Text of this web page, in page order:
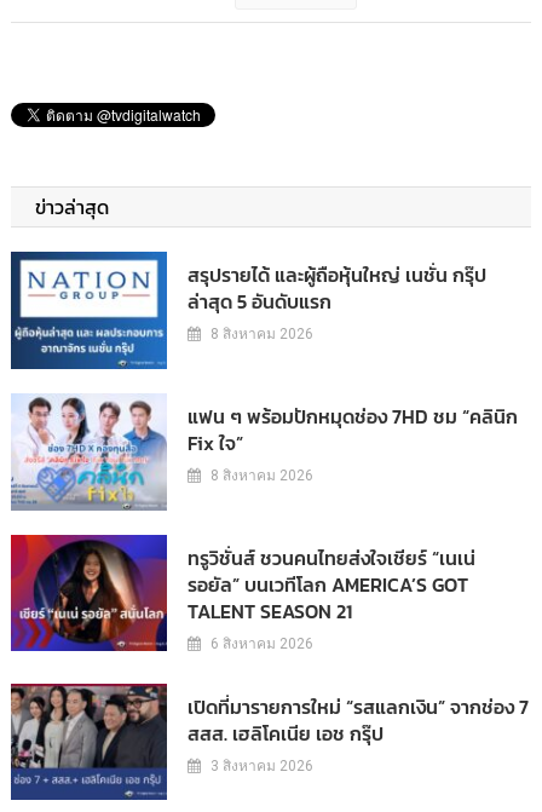
ข่าวล่าสุด
สรุปรายได้ และผู้ถือหุ้นใหญ่ เนชั่น กรุ๊ป
ล่าสุด 5 อันดับแรก
8 สิงหาคม 2026
แฟน ๆ พร้อมปักหมุดช่อง 7HD ชม “คลินิก
Fix ใจ”
8 สิงหาคม 2026
ทรูวิชั่นส์ ชวนคนไทยส่งใจเชียร์ “เนเน่
รอยัล” บนเวทีโลก AMERICA’S GOT
TALENT SEASON 21
6 สิงหาคม 2026
เปิดที่มารายการใหม่ “รสแลกเงิน” จากช่อง 7
สสส. เฮลิโคเนีย เอช กรุ๊ป
3 สิงหาคม 2026